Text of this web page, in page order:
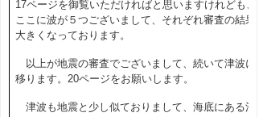
17ページを御覧いただければと思いますけれども、
ここに波が５つございまして、それぞれ審査の結果
大きくなっております。
以上が地震の審査でございまして、続いて津波に
移ります。 20ページをお願いします。
津波も地震と少し似ておりまして、海底にある活